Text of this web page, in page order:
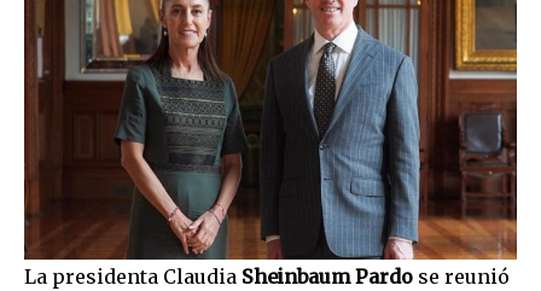
La presidenta Claudia Sheinbaum Pardo se reunió